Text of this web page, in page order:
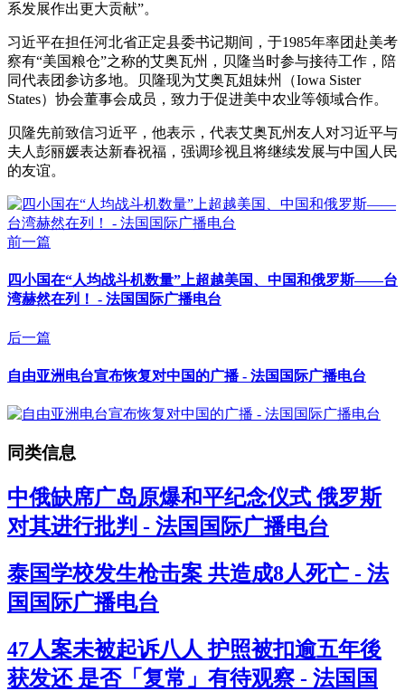
系发展作出更大贡献”。
习近平在担任河北省正定县委书记期间，于1985年率团赴美考
察有“美国粮仓”之称的艾奥瓦州，贝隆当时参与接待工作，陪
同代表团参访多地。贝隆现为艾奥瓦姐妹州（Iowa Sister
States）协会董事会成员，致力于促进美中农业等领域合作。
贝隆先前致信习近平，他表示，代表艾奥瓦州友人对习近平与
夫人彭丽媛表达新春祝福，强调珍视且将继续发展与中国人民
的友谊。
前一篇
四小国在“人均战斗机数量”上超越美国、中国和俄罗斯——台
湾赫然在列！ - 法国国际广播电台
后一篇
自由亚洲电台宣布恢复对中国的广播 - 法国国际广播电台
同类信息
中俄缺席广岛原爆和平纪念仪式 俄罗斯
对其进行批判 - 法国国际广播电台
泰国学校发生枪击案 共造成8人死亡 - 法
国国际广播电台
47人案未被起诉八人 护照被扣逾五年後
获发还 是否「复常」有待观察 - 法国国